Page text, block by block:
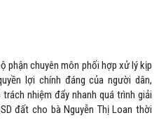
phận chuyên môn phối hợp xử lý kịp
lợi chính đáng của người dân,
nhiệm đẩy nhanh quá trình giải
đất cho bà Nguyễn Thị Loan thời